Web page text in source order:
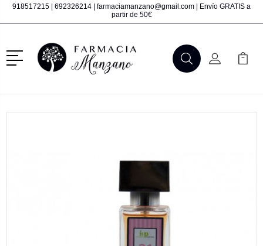
918517215 692326214 farmaciamanzano@gmail.com | Envío GRATIS a
partir de 50€
Menú
BuscarMi Cuenta
Mi